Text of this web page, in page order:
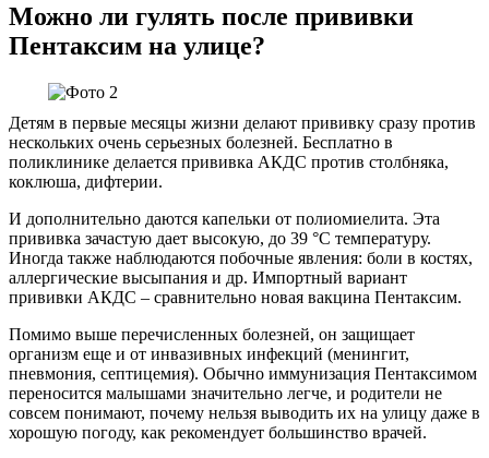
Можно ли гулять после прививки
Пентаксим на улице?
Детям в первые месяцы жизни делают прививку сразу против
нескольких очень серьезных болезней. Бесплатно в
поликлинике делается прививка АКДС против столбняка,
коклюша, дифтерии.
И дополнительно даются капельки от полиомиелита. Эта
прививка зачастую дает высокую, до 39 °С температуру.
Иногда также наблюдаются побочные явления: боли в костях,
аллергические высыпания и др. Импортный вариант
прививки АКДС – сравнительно новая вакцина Пентаксим.
Помимо выше перечисленных болезней, он защищает
организм еще и от инвазивных инфекций (менингит,
пневмония, септицемия). Обычно иммунизация Пентаксимом
переносится малышами значительно легче, и родители не
совсем понимают, почему нельзя выводить их на улицу даже в
хорошую погоду, как рекомендует большинство врачей.